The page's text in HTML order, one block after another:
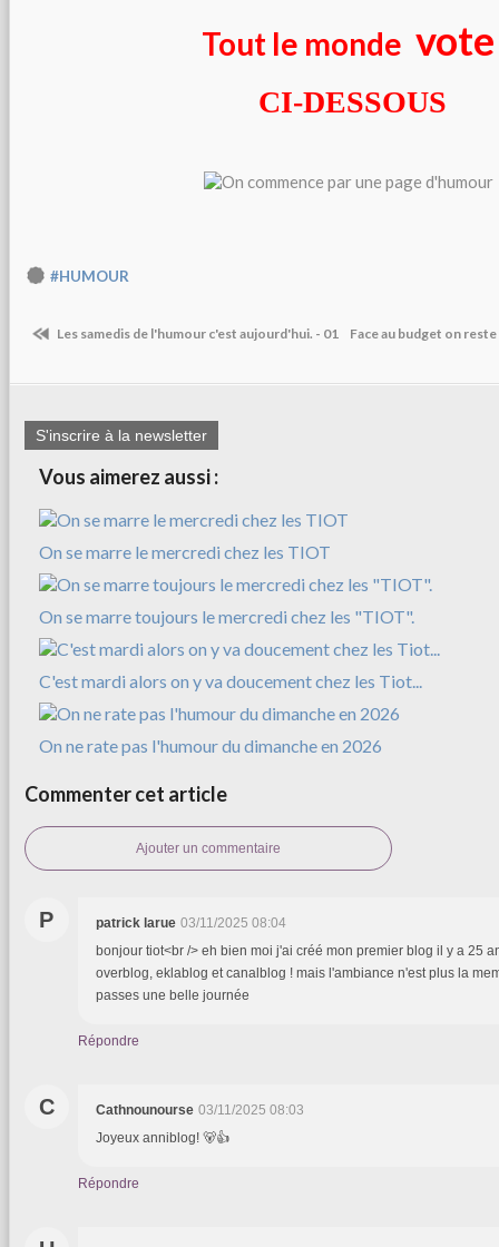
Tout le monde vote
CI-DESSOUS
#HUMOUR
Les samedis de l'humour c'est aujourd'hui. - 01 Face au budget on
S'inscrire à la newsletter
Vous aimerez aussi :
On se marre le mercredi chez les TIOT
On se marre toujours le mercredi chez les "TIOT".
C'est mardi alors on y va doucement chez les Tiot...
On ne rate pas l'humour du dimanche en 2026
Commenter cet article
Ajouter un commentaire
P patrick larue 03/11/2025 08:04
bonjour tiot<br /> eh bien moi j'ai créé mon premier blog il y a 25
overblog, eklablog et canalblog ! mais l'ambiance n'est plus la
passes une belle journée
Répondre
C Cathnounourse 03/11/2025 08:03
Joyeux anniblog! 🐻👍
Répondre